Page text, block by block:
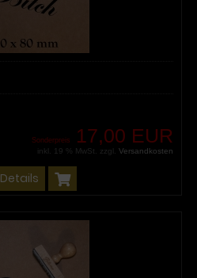
Sonderpreis 17,00 EUR
inkl. 19 % MwSt. zzgl. Versandkosten
Details